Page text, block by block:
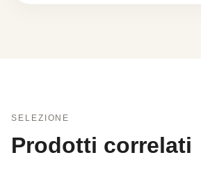
SELEZIONE
Prodotti correlati